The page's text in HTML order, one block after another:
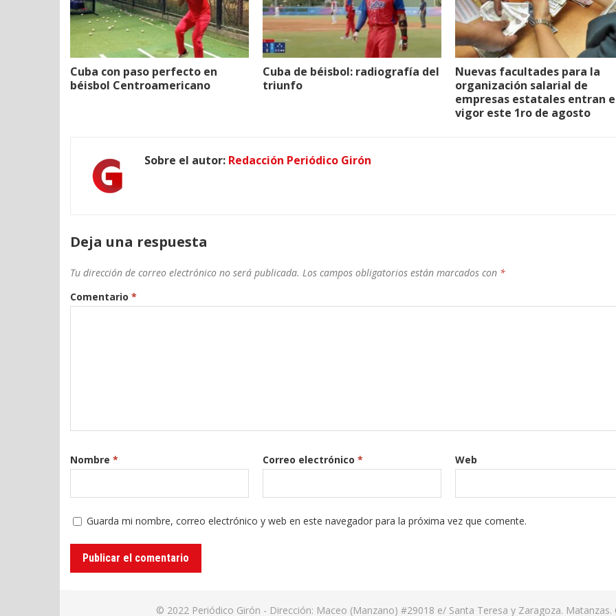
Cuba con paso perfecto en
béisbol Centroamericano
Cuba de béisbol: radiografía del
triunfo
Nuevas facultades para la
organización salarial de
empresas estatales entran
vigor este 1ro de agosto
Sobre el autor: Redacción Periódico Girón
Deja una respuesta
Tu dirección de correo electrónico no será publicada. Los campos obligatorios están marcados con *
Comentario *
Nombre * Correo electrónico * Web
Guarda mi nombre, correo electrónico y web en este navegador para la próxima vez que comente.
© 2022 Periódico Girón - Dirección: Maceo (Manzano) #29018 e/ Santa Teresa y Zaragoza.